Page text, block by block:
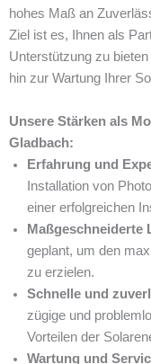
hohes Maß an
Ziel ist es, Ihnen als
Unterstützung zu
hin zur Wartung Ihrer
Unsere Stärken als
Gladbach:
Erfahrung und
Installation von
einer erfolgreichen
Maßgeschneiderte
geplant, um den
zu erzielen.
Schnelle und
zügige und
Vorteilen der
Wartung und